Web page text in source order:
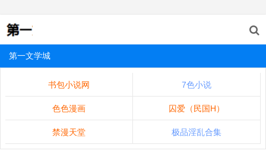
第一文学城
书包小说网 7色小说
色色漫画 囚爱（民国H）
禁漫天堂 极品淫乱合集